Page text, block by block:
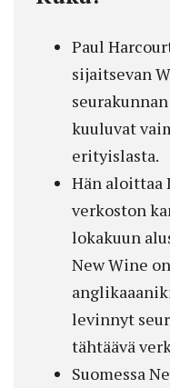
Paul
sijaitsevan
kuuluvat
erityislasta.
Hän aloittaa
verkoston
lokakuun
New Wine
levinnyt
tähtäävä
Suomessa